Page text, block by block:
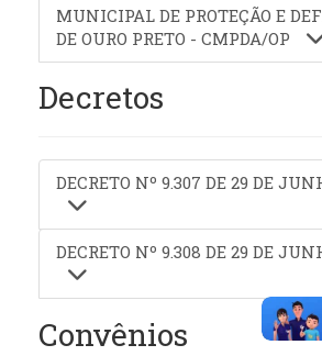
MUNICIPAL DE PROTEÇÃO E
DE OURO PRETO - CMPDA/OP
Decretos
DECRETO Nº 9.307 DE 29 DE
DECRETO Nº 9.308 DE 29 DE
Convênios